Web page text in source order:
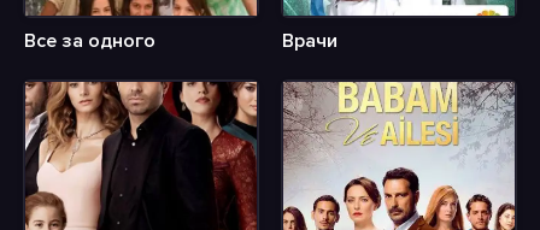
Все за одного Врачи